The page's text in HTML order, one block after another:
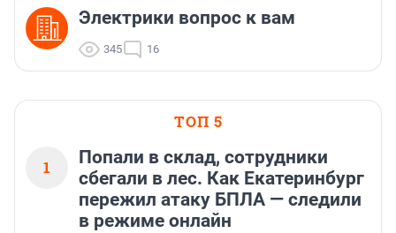
Электрики вопрос к вам
345 16
ТОП 5
1
Попали в склад, сотрудники
сбегали в лес. Как Екатеринбург
пережил атаку БПЛА — следили
в режиме онлайн